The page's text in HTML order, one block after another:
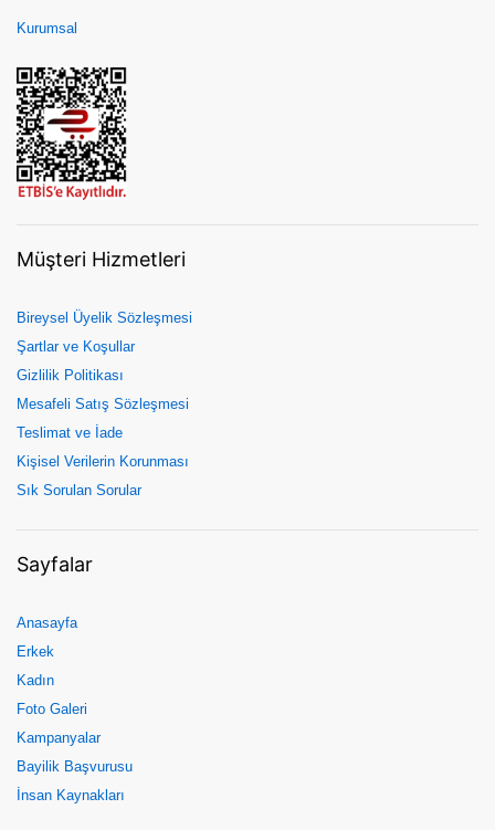
Kurumsal
Müşteri Hizmetleri
Bireysel Üyelik Sözleşmesi
Şartlar ve Koşullar
Gizlilik Politikası
Mesafeli Satış Sözleşmesi
Teslimat ve İade
Kişisel Verilerin Korunması
Sık Sorulan Sorular
Sayfalar
Anasayfa
Erkek
Kadın
Foto Galeri
Kampanyalar
Bayilik Başvurusu
İnsan Kaynakları